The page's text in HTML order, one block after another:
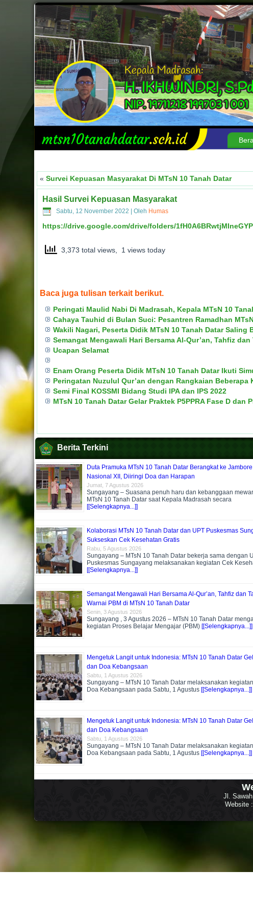
« Survei Kepuasan Masyarakat Di MTsN 10 Tanah Datar
Hasil Survei Kepuasan Masyarakat
Sabtu, 12 November 2022 Oleh Humas
https://drive.google.com/drive/folders/
3,373 total views, 1 views today
Baca juga tulisan terkait berikut.
Peringati Maulid Nabi Di Madrasah, Kepala MTsN 10
Cahaya Tauhid di Bulan Suci: Pesantren Ramadhan
Wakili Nagari, Peserta Didik MTsN 10 Tanah Datar
Semangat Mengawali Hari Bersama Al-Qur’an, Tahfiz
Ucapan Selamat
Enam Orang Peserta Didik MTsN 10 Tanah Datar Ikuti
Peringatan Nuzulul Qur’an dengan Rangkaian Beberapa
Semi Final KOSSMI Bidang Studi IPA dan IPS 2022
MTsN 10 Tanah Datar Gelar Praktek P5PPRA Fase D dan
Berita Terkini
Duta Pramuka MTsN 10 Tanah Datar Berangkat ke Jambore
Nasional XII, Diiringi Doa dan Harapan
Jumat, 7 Agustus 2026
Sungayang – Suasana penuh haru dan kebanggaan
MTsN 10 Tanah Datar saat Kepala Madrasah secara
[[Selengkapnya...]]
Kolaborasi MTsN 10 Tanah Datar dan UPT Puskesmas
Sukseskan Cek Kesehatan Gratis
Rabu, 5 Agustus 2026
Sungayang – MTsN 10 Tanah Datar bekerja sama dengan
Puskesmas Sungayang melaksanakan kegiatan Cek
[[Selengkapnya...]]
Semangat Mengawali Hari Bersama Al-Qur’an, Tahfiz dan
Warnai PBM di MTsN 10 Tanah Datar
Senin, 3 Agustus 2026
Sungayang , 3 Agustus 2026 – MTsN 10 Tanah Datar
kegiatan Proses Belajar Mengajar (PBM) [[Selengkapnya...]]
Mengetuk Langit untuk Indonesia: MTsN 10 Tanah Datar
dan Doa Kebangsaan
Sabtu, 1 Agustus 2026
Sungayang – MTsN 10 Tanah Datar melaksanakan
Doa Kebangsaan pada Sabtu, 1 Agustus [[Selengkapnya...]]
Mengetuk Langit untuk Indonesia: MTsN 10 Tanah Datar
dan Doa Kebangsaan
Sabtu, 1 Agustus 2026
Sungayang – MTsN 10 Tanah Datar melaksanakan
Doa Kebangsaan pada Sabtu, 1 Agustus [[Selengkapnya...]]
Jl.
Website :